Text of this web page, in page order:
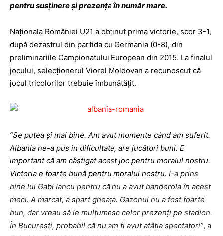
pentru susţinere şi prezenţa în număr mare.
Naţionala României U21 a obţinut prima victorie, scor 3-1,
după dezastrul din partida cu Germania (0-8), din
preliminariile Campionatului European din 2015. La finalul
jocului, selecţionerul Viorel Moldovan a recunoscut că
jocul tricolorilor trebuie îmbunătăţit.
“Se putea şi mai bine. Am avut momente când am suferit.
Albania ne-a pus în dificultate, are jucători buni. E
important că am câştigat acest joc pentru moralul nostru.
Victoria e foarte bună pentru moralul nostru. I-a prins
bine lui Gabi Iancu pentru că nu a avut banderola în acest
meci. A marcat, a spart gheaţa. Gazonul nu a fost foarte
bun, dar vreau să le mulţumesc celor prezenţi pe stadion.
În Bucureşti, probabil că nu am fi avut atâţia spectatori”, a